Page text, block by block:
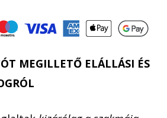
MEGILLETŐ ELÁLLÁSI ÉS